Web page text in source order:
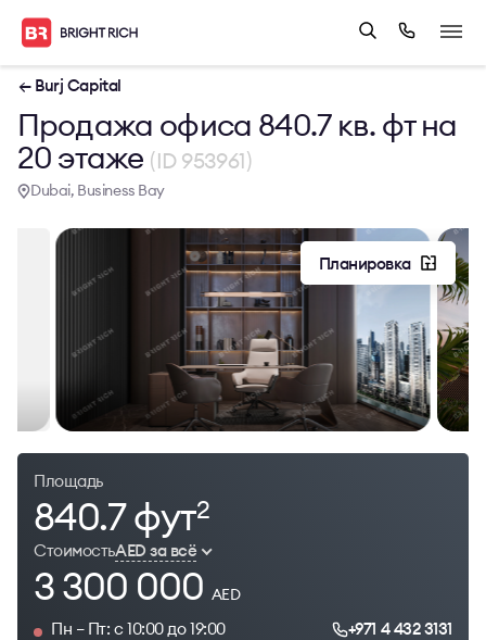
← Burj Capital
Продажа офиса 840.7 кв. фт на
20 этаже (ID 953961)
Dubai, Business Bay
Планировка
Площадь
840.7 фут2
СтоимостьAED за всё
3 300 000 AED
Пн – Пт: с 10:00 до 19:00
+971 4 432 3131